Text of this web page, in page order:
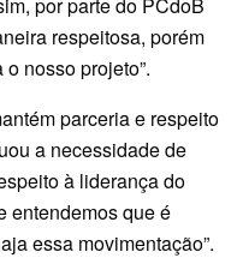
respeitosa, porém
nosso projeto”.
parceria e respeito
a necessidade de
à liderança do
entendemos que é
essa movimentação”.